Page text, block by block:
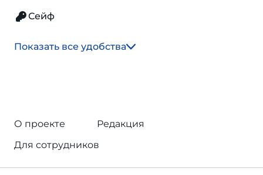
Сейф
Показать все удобства
О проекте
Редакция
Для сотрудников